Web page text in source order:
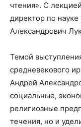
чтения». С
директор по
Александрович
Темой
средневекового
Андрей
социальные,
религиозные
течения, но и